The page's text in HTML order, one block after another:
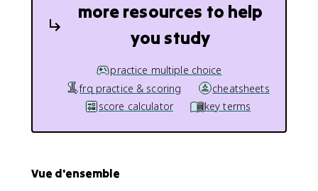
more resources to help
you study
practice multiple choice
frq practice & scoring
cheatsheets
score calculator
key terms
Vue d'ensemble